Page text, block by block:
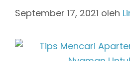
September 17, 2021 oleh